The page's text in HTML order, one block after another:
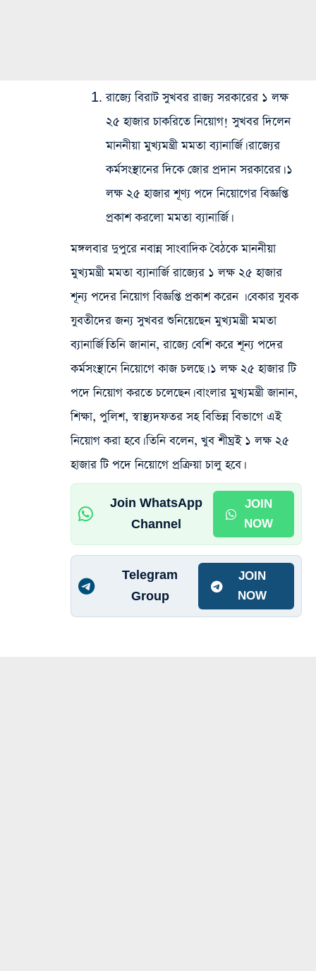
রাজ্যে‌ বিরাট সুখবর রাজ্য সরকারের ১ লক্ষ
২৫ হাজার চাকরিতে নিয়োগ! সুখবর দিলেন
মাননীয়া মুখ্যমন্ত্রী মমতা ব্যানার্জি। রাজ্যের‌
কর্মসংস্থানের দিকে জোর প্রদান সরকারের। ১
লক্ষ ২৫ হাজার শূণ্য পদে নিয়োগের বিজ্ঞপ্তি
প্রকাশ করলো মমতা ব্যানার্জি।
মঙ্গলবার দুপুরে নবান্ন সাংবাদিক বৈঠকে মাননীয়া
মুখ্যমন্ত্রী মমতা ব্যানার্জি রাজ্যের‌ ১ লক্ষ ২৫ হাজার
শূন্য পদের নিয়োগ বিজ্ঞপ্তি প্রকাশ করেন । বেকার যুবক
যুবতীদের জন্য সুখবর শুনিয়েছেন মুখ্যমন্ত্রী মমতা
ব্যানার্জি।তিনি জানান, রাজ্যে বেশি করে শূন্য‌ পদের
কর্মসংস্থানে নিয়োগে কাজ চলছে। ১ লক্ষ ২৫ হাজার টি
পদে নিয়োগ করতে চলেছেন। বাংলার মুখ্যমন্ত্রী জানান,
শিক্ষা, পুলিশ, স্বাস্থ্যদফতর সহ বিভিন্ন বিভাগে এই
নিয়োগ করা হবে। তিনি বলেন, খুব শীঘ্রই ১ লক্ষ ২৫
হাজার টি পদে নিয়োগে প্রক্রিয়া‌ চালু হবে।
Join WhatsApp
Channel
JOIN
NOW
Telegram
Group
JOIN
NOW